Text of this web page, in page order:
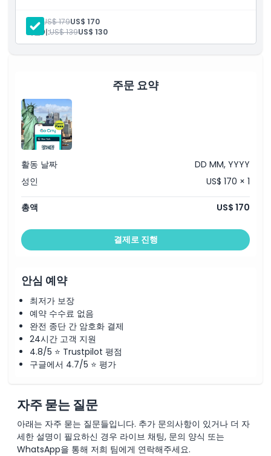
위치
엣지 (허드슨 야드) 고 시티
탑 오브 더 록 전망대 고 시티
원 월드 전망대 고 시티
인트레피드 박물관 (인트레피드 해양, 항공 및 우주 박물관) 고
센트럴 파크 종일 자전거 대여 (무제한 자전거 이용) 고 시티
마담 투소 + 마블 유니버스 4D 고 시티
브로드웨이 박물관 고 시티
머서 랩스 – 예술 및 기술 박물관 고 시티
서클 라인 NYC 랜드마크 크루즈 고 시티
자유의 여신상 & 엘리스 아일랜드 페리 고 시티
빅 버스 2일 다운타운 & 업타운 홉온홉오프 투어 고 시티
구겐하임 미술관 고 시티
홀리데이 마켓 & 크리스마스 조명 도보 투어 고 시티
브루클린 크리스마스 조명 도보 투어 고 시티
성 뉴욕 박물관
하버 라이트 크루즈: 서클 라인 관광
뉴욕 양키즈 경기 티켓
양키 스타디움 클래식 투어
할렘 복음 투어 (일요일 예배)
뉴욕 최고의 크루즈: 서클 라인 관광
완벽한 피크닉
라디오 시티 뮤직 홀 투어 체험
이스케이프 버추얼리티 3 VR 체험
뉴욕 TV & 영화 버스 투어
카네기 홀 투어
푸드 온 풋 투어
브루클린 브리지 자전거 대여 (전일) 무제한 자전거 이용
스피크이지 펍 및 금주법 역사 투어
우드버리 커먼 버스 투어 (왕복 + VIP 쿠폰 북릿)
브루클린 브리지 및 덤보 도보 투어
성인: US$ 179US$ 170
어린이:US$ 139US$ 130
주문 요약
활동 날짜
DD MM, YYYY
성인
US$ 170 × 1
총액 US$ 170
결제로 진행
안심 예약
최저가 보장
예약 수수료 없음
완전 종단 간 암호화 결제
24시간 고객 지원
4.8/5 ⭐ Trustpilot 평점
구글에서 4.7/5 ⭐ 평가
자주 묻는 질문
아래는 자주 묻는 질문들입니다. 추가 문의사항이 있거나 더 자
세한 설명이 필요하신 경우 라이브 채팅, 문의 양식 또는
WhatsApp을 통해 저희 팀에게 연락해주세요.